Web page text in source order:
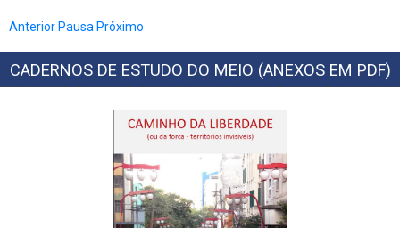
Anterior Pausa Próximo
CADERNOS DE ESTUDO DO MEIO (ANEXOS EM PDF)